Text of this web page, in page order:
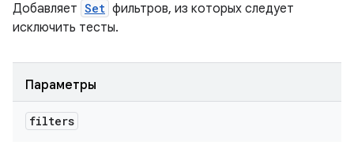
Добавляет Set фильтров, из которых следует
исключить тесты.
Параметры
filters